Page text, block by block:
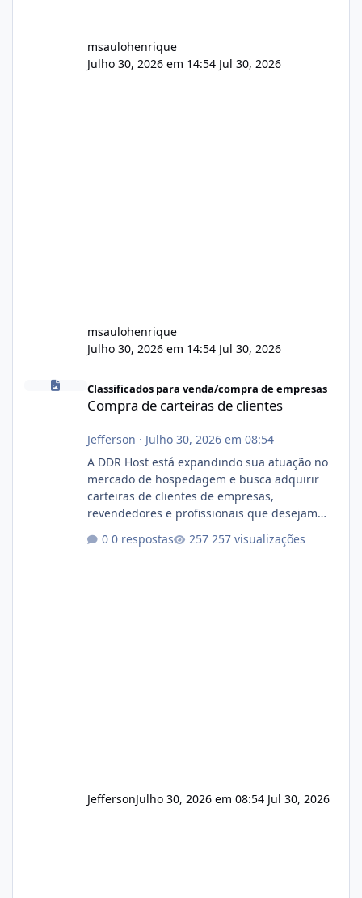
msaulohenrique
Julho 30, 2026 em 14:54 Jul 30, 2026
msaulohenrique
Julho 30, 2026 em 14:54 Jul 30, 2026
Compra de carteiras de clientes
Classificados para venda/compra de empresas
Compra de carteiras de clientes
Jefferson · Julho 30, 2026 em 08:54
A DDR Host está expandindo sua atuação no
mercado de hospedagem e busca adquirir
carteiras de clientes de empresas,
revendedores e profissionais que desejam
operação. Se você possui clientes ativos de
0 respostas 257 visualizações
JeffersonJulho 30, 2026 em 08:54 Jul 30, 2026